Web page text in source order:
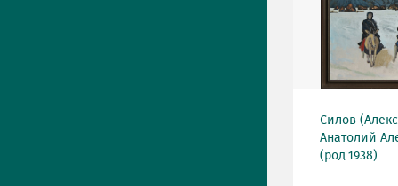
Силов
Анатолий
(род.1938)